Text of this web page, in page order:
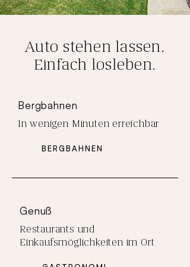
Auto stehen lassen.
Einfach losleben.
Bergbahnen
In wenigen Minuten erreichbar
BERGBAHNEN
Genuß
Restaurants und
Einkaufsmöglichkeiten im Ort